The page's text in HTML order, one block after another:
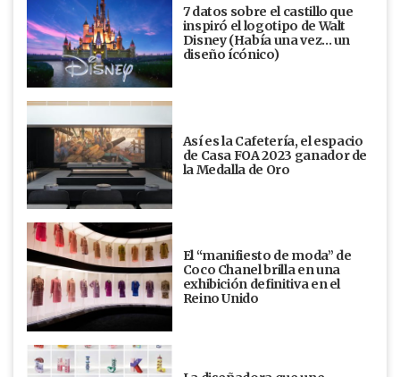
7 datos sobre el castillo que
inspiró el logotipo de Walt
Disney (Había una vez... un
diseño ícónico)
Así es la Cafetería, el espacio
de Casa FOA 2023 ganador de
la Medalla de Oro
El “manifiesto de moda” de
Coco Chanel brilla en una
exhibición definitiva en el
Reino Unido